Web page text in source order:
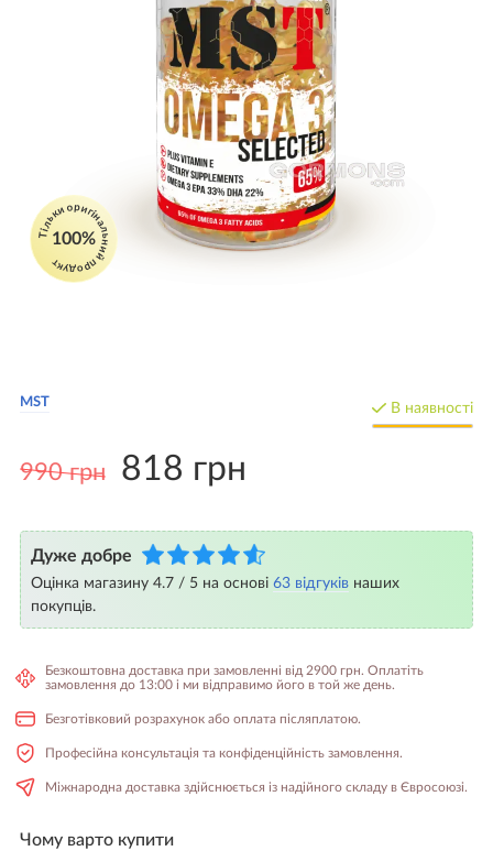
Тільки оригінальний продукт
100%
MST В наявності
990 грн 818 грн
Дуже добре
Оцінка магазину 4.7 / 5 на основі 63 відгуків наших
покупців.
Безкоштовна доставка при замовленні від 2900 грн. Оплатіть
замовлення до 13:00 і ми відправимо його в той же день.
Безготівковий розрахунок або оплата післяплатою.
Професійна консультація та конфіденційність замовлення.
Міжнародна доставка здійснюється із надійного складу в Євросоюзі.
Чому варто купити